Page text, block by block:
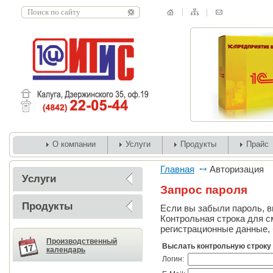
О компании Услуги Продукты Прайс
Услуги
Продукты
Производственный
календарь
Главная Авторизация
Запрос пароля
Если вы забыли пароль,
Контрольная строка для
регистрационные
Выслать контрольную строку
Логин: